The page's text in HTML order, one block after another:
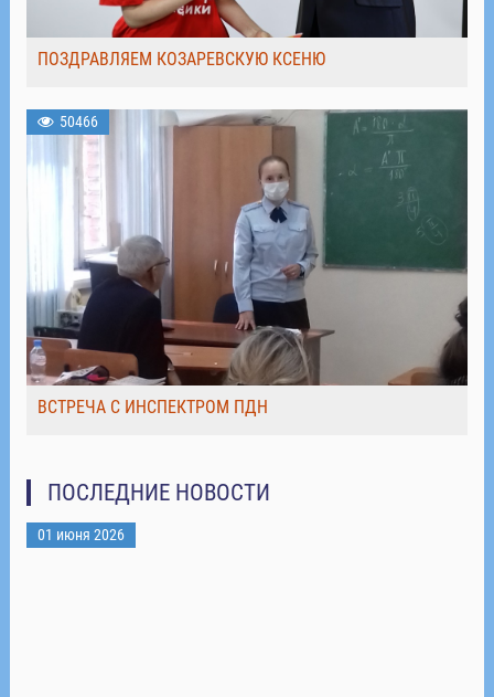
ПОЗДРАВЛЯЕМ КОЗАРЕВСКУЮ КСЕНЮ
50466
ВСТРЕЧА С ИНСПЕКТРОМ ПДН
ПОСЛЕДНИЕ НОВОСТИ
01 июня 2026